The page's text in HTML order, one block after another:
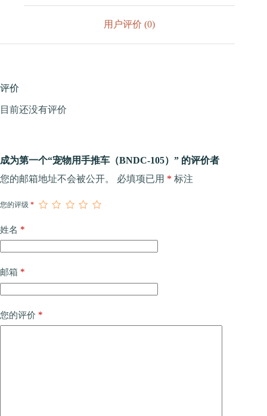
（BNDC-
用户评价 (0)
评价
目前还没有评价
成为第一个“宠物用手推车（BNDC-105）” 的评价者
您的邮箱地址不会被公开。
必填项已用 * 标注
您的评级 *
姓名 *
邮箱 *
您的评价 *